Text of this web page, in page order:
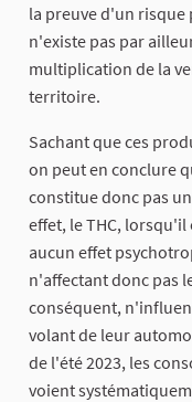
la preuve d'un risque
n'existe pas par
multiplication de la
territoire.
Sachant que ces
on peut en conclure
constitue donc pas
effet, le THC,
aucun effet
n'affectant donc pas
conséquent,
volant de leur
de l'été 2023, les
voient